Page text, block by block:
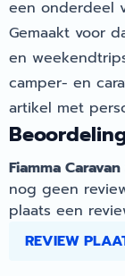
een onderdeel
Gemaakt voor
en
camper- en
artikel met
Fiamma
nog geen
plaats een
REVIEW